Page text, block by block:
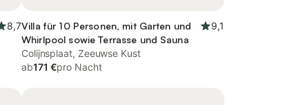
8,7Villa für 10 Personen, mit Garten und
Whirlpool sowie Terrasse und Sauna
9,1
Colijnsplaat, Zeeuwse Kust
ab171 €pro Nacht